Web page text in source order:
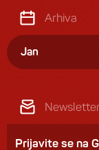
Arhiva
Jan
Prijavite se na